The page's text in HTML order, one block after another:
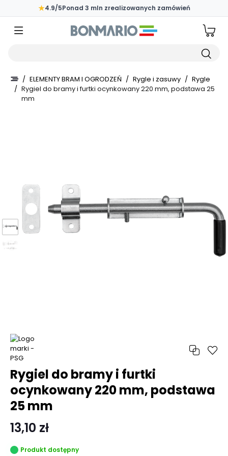
Przejdź do głównej zawartości strony
★4.9/5Ponad 3 mln zrealizowanych zamówień
/ ELEMENTY BRAM I OGRODZEŃ / Rygle i zasuwy / Rygle
/ Rygiel do bramy i furtki ocynkowany 220 mm, podstawa 25
mm
Rygiel do bramy i furtki
ocynkowany 220 mm, podstawa
25 mm
13,10 zł
Produkt dostępny